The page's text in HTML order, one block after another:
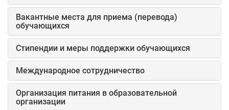
Вакантные места для приема (перевода)
обучающихся
Стипендии и меры поддержки обучающихся
Международное сотрудничество
Организация питания в образовательной
организации